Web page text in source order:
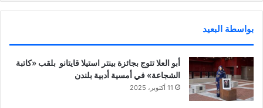
بواسطة البعيد
أبو العلا تتوج بجائزة بينتر استيلا قايتانو بلقب «كاتبة
الشجاعة» في أمسية أدبية بلندن
11 أكتوبر، 2025